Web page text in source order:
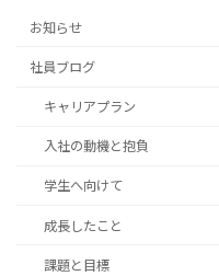
お知らせ
社員ブログ
キャリアプラン
入社の動機と抱負
学生へ向けて
成長したこと
課題と目標